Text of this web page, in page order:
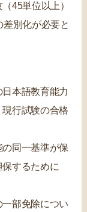
45単位以上）
別化が必要と
本語教育能力
行試験の合格
の同一基準が保
するために
一部免除につい